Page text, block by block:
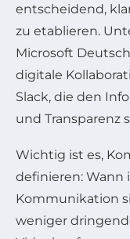
entscheidend,
zu etablieren.
Microsoft
digitale
Slack, die den
und Transparenz
Wichtig ist es,
definieren: Wann
Kommunikation
weniger